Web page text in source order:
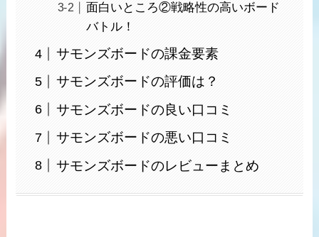
面白いところ②戦略性の高いボード
バトル！
サモンズボードの課金要素
サモンズボードの評価は？
サモンズボードの良い口コミ
サモンズボードの悪い口コミ
サモンズボードのレビューまとめ